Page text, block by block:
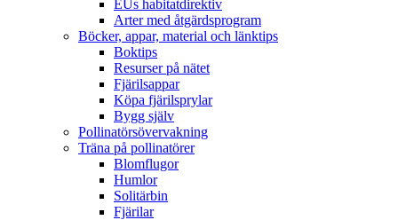
EUs habitatdirektiv
Arter med åtgärdsprogram
Böcker, appar, material och länktips
Boktips
Resurser på nätet
Fjärilsappar
Köpa fjärilsprylar
Bygg själv
Pollinatörsövervakning
Träna på pollinatörer
Blomflugor
Humlor
Solitärbin
Fjärilar